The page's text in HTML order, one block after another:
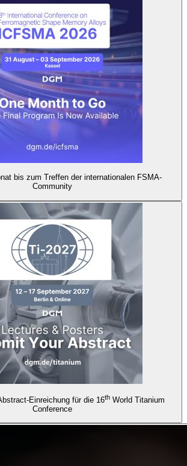
bis zum Treffen der internationalen FSMA-
Community
Einreichung für die 16th World Titanium
Conference